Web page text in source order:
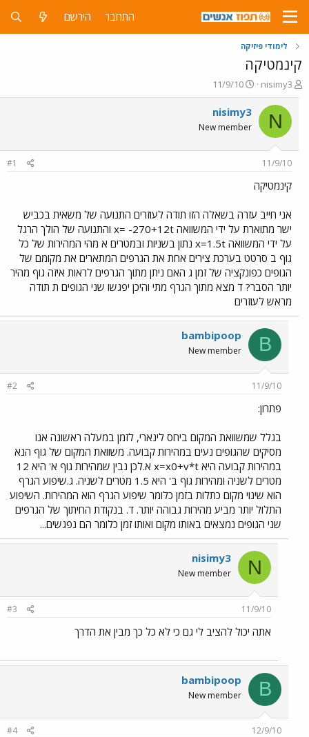
התחבר הירשם
לימודי פיזיקה
קינמטיקה
פ
ו
ת
ח
ה
ו
ש
א
nisimy3
פ
ו
ר
ס
ם
11/9/10
N
nisimy3
New member
11/9/10
#1
קינמטיקה
אני חייב עזרה בשאלה הזו תודה לעוזרים התנועה של משאית בכביש
ישר מתוארת על ידי המשוואה x= -270+12t והתנועה של הולך הרגל
על ידי המשוואה x=1.5t נתון בשניות ובמטרים א מהי המהירות של כל
גוף ב סרטט בערכת צירים אחת את הגרפים המתארים את מקומם של
הגופים כפונקציה של זמן ג האם ניתן מתוך הגרפים לראות איזה גוף מהיר
יותר הסבר? ד מצא מתוך הגרף מתי והיכן יפגשו שני הגופים ת תודה
מראש לעוזרים
B
bambipoop
New member
11/9/10
#2
פתרון:
בגלל שמשוואת המקום ביחס לינארי, לזמן במעלה ראשונה אנו
מסיקים שהגופים נעים במהירות קבועה. משוואת המקום של גוף הנא
במהירות קבועה היא x=x0+v*t א.לכן נבין שמהירות גוף א' היא 12
מטרים לשניה ומהירות גוף ב' היא 1.5 מטרים לשניה. ג.שיפוע הגרף
הוא שינוי מקום כתלות בזמן כלומר שיפוע הגרף הוא המהירות. השיפוע
התלול יותר מביע מהירות גבוהה יותר. ד. בנקודת החיתוך של הגרפים
שני הגופים נמצאים באותו מקום ואותו זמן כלומר הם נפגשים...
N
nisimy3
New member
11/9/10
#3
אתה יכול להציב לי גם כי לא כל כך מבין את הדרך
B
bambipoop
New member
12/9/10
#4